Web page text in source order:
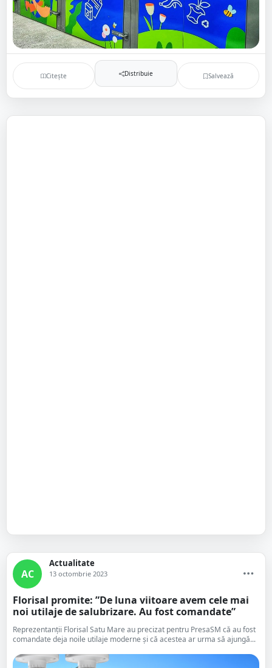
Citește Distribuie Salvează
AC
Actualitate
13 octombrie 2023
Florisal promite: ”De luna viitoare avem cele mai
noi utilaje de salubrizare. Au fost comandate”
Reprezentanții Florisal Satu Mare au precizat pentru PresaSM că au fost
comandate deja noile utilaje moderne și că acestea ar urma să ajungă...